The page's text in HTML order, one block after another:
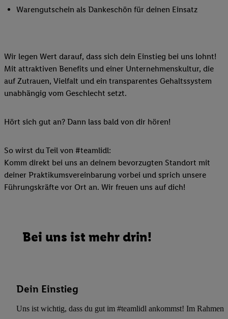
Warengutschein als Dankeschön für deinen Einsatz
Wir legen Wert darauf, dass sich dein Einstieg bei uns lohnt!
Mit attraktiven Benefits und einer Unternehmenskultur, die
auf Zutrauen, Vielfalt und ein transparentes Gehaltssystem
unabhängig vom Geschlecht setzt.
Hört sich gut an? Dann lass bald von dir hören!
So wirst du Teil von #teamlidl:
Komm direkt bei uns an deinem bevorzugten Standort mit
deiner Praktikumsvereinbarung vorbei und sprich unsere
Führungskräfte vor Ort an. Wir freuen uns auf dich!
Bei uns ist mehr drin!
Dein Einstieg
Uns ist wichtig, dass du gut im #teamlidl ankommst! Im Rahmen